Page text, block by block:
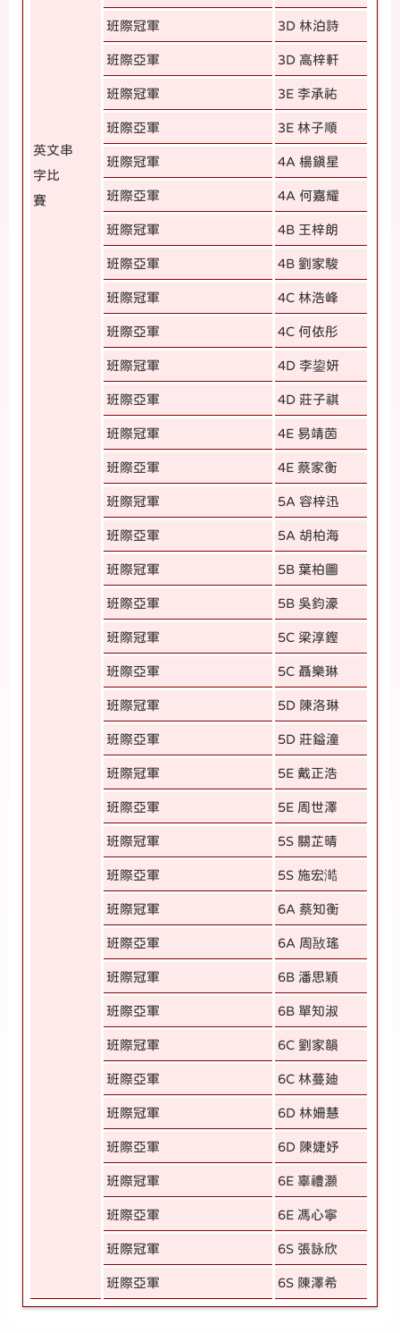
英文串
字比
賽
班際冠軍 3D 林泊詩
班際亞軍 3D 高梓軒
班際冠軍 3E 李承祐
班際亞軍 3E 林子順
班際冠軍 4A 楊鎮星
班際亞軍 4A 何嘉耀
班際冠軍 4B 王梓朗
班際亞軍 4B 劉家駿
班際冠軍 4C 林浩峰
班際亞軍 4C 何依彤
班際冠軍 4D 李鋆妍
班際亞軍 4D 莊子祺
班際冠軍 4E 易靖茵
班際亞軍 4E 蔡家衡
班際冠軍 5A 容梓迅
班際亞軍 5A 胡柏海
班際冠軍 5B 葉柏圖
班際亞軍 5B 吳鈞濠
班際冠軍 5C 梁淳鏗
班際亞軍 5C 聶樂琳
班際冠軍 5D 陳洛琳
班際亞軍 5D 莊鎰潼
班際冠軍 5E 戴正浩
班際亞軍 5E 周世澤
班際冠軍 5S 關芷晴
班際亞軍 5S 施宏澔
班際冠軍 6A 蔡知衡
班際亞軍 6A 周敔瑤
班際冠軍 6B 潘思穎
班際亞軍 6B 單知淑
班際冠軍 6C 劉家韻
班際亞軍 6C 林蔓廸
班際冠軍 6D 林姍慧
班際亞軍 6D 陳婕妤
班際冠軍 6E 辜禮灝
班際亞軍 6E 馮心寧
班際冠軍 6S 張詠欣
班際亞軍 6S 陳澤希